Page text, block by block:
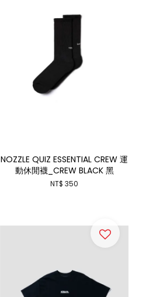
NOZZLE QUIZ ESSENTIAL CREW 運
動休閒襪_CREW BLACK 黑
NT$ 350